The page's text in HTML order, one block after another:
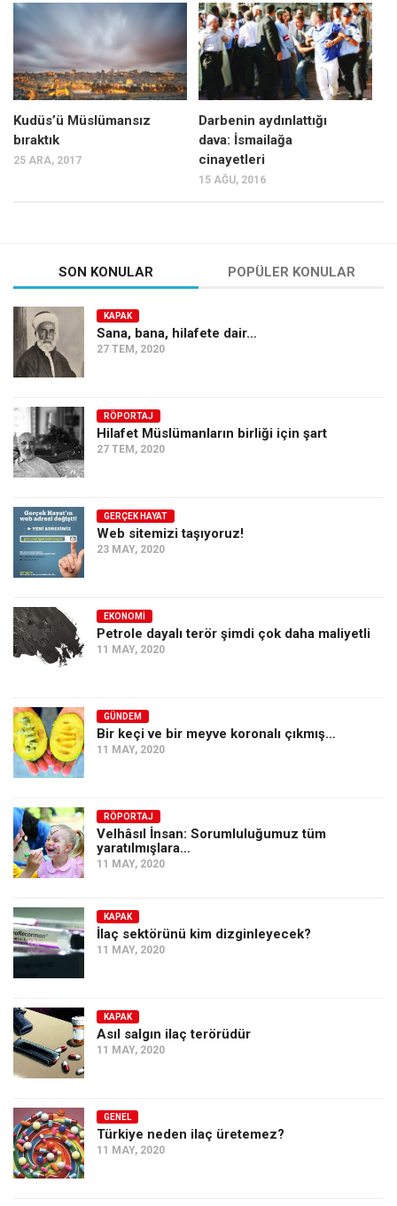
Mehmet Ali Tekin
Abir E. Nahas
Amina S. Jenenkovic
Bağdagül Öz
Esra Elönü
Kategoriler
Kitap
Karisi kitap sualleri
Ekonomi
Spor
Manzara
Sağlık
Gıda-Beslenme
Hayat
Siyaset
Dünya
Asya
Afrika
Avustralya
Tarih
Dosyalar
Kudüs’ü Müslümansız
bıraktık
25 ARA, 2017
Darbenin aydınlattığı
dava: İsmailağa
cinayetleri
15 AĞU, 2016
SON KONULAR POPÜLER KONULAR
KAPAK
Sana, bana, hilafete dair…
27 TEM, 2020
RÖPORTAJ
Hilafet Müslümanların birliği için şart
27 TEM, 2020
GERÇEK HAYAT
Web sitemizi taşıyoruz!
23 MAY, 2020
EKONOMI
Petrole dayalı terör şimdi çok daha maliyetli
11 MAY, 2020
GÜNDEM
Bir keçi ve bir meyve koronalı çıkmış…
11 MAY, 2020
RÖPORTAJ
Velhâsıl İnsan: Sorumluluğumuz tüm
yaratılmışlara…
11 MAY, 2020
KAPAK
İlaç sektörünü kim dizginleyecek?
11 MAY, 2020
KAPAK
Asıl salgın ilaç terörüdür
11 MAY, 2020
GENEL
Türkiye neden ilaç üretemez?
11 MAY, 2020